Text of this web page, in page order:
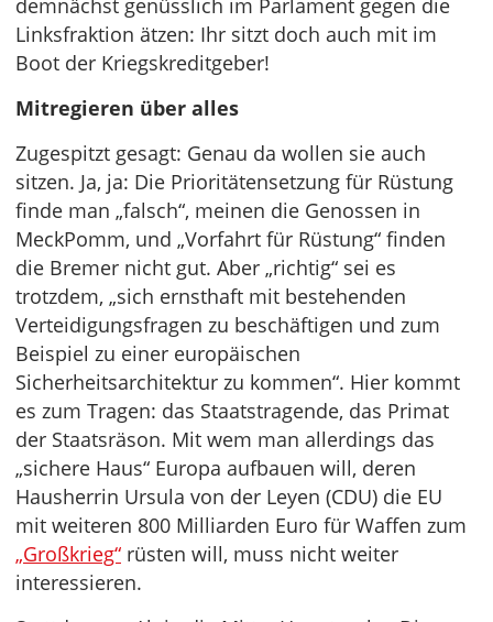
demnächst genüsslich im Parlament gegen die
Linksfraktion ätzen: Ihr sitzt doch auch mit im
Boot der Kriegskreditgeber!
Mitregieren über alles
Zugespitzt gesagt: Genau da wollen sie auch
sitzen. Ja, ja: Die Prioritätensetzung für Rüstung
finde man „falsch“, meinen die Genossen in
MeckPomm, und „Vorfahrt für Rüstung“ finden
die Bremer nicht gut. Aber „richtig“ sei es
trotzdem, „sich ernsthaft mit bestehenden
Verteidigungsfragen zu beschäftigen und zum
Beispiel zu einer europäischen
Sicherheitsarchitektur zu kommen“. Hier kommt
es zum Tragen: das Staatstragende, das Primat
der Staatsräson. Mit wem man allerdings das
„sichere Haus“ Europa aufbauen will, deren
Hausherrin Ursula von der Leyen (CDU) die EU
mit weiteren 800 Milliarden Euro für Waffen zum
„Großkrieg“ rüsten will, muss nicht weiter
interessieren.